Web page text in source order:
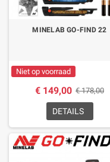
MINELAB GO-FIND 22
Niet op voorraad
€ 149,00 € 178,00
DETAILS